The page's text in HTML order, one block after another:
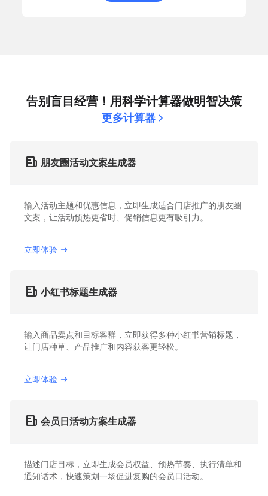
告别盲目经营！用科学计算器做明智决策
更多计算器
朋友圈活动文案生成器
输入活动主题和优惠信息，立即生成适合门店推广的朋友圈
文案，让活动预热更省时、促销信息更有吸引力。
立即体验
小红书标题生成器
输入商品卖点和目标客群，立即获得多种小红书营销标题，
让门店种草、产品推广和内容获客更轻松。
立即体验
会员日活动方案生成器
描述门店目标，立即生成会员权益、预热节奏、执行清单和
通知话术，快速策划一场促进复购的会员日活动。